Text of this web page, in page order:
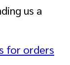
us a
for orders